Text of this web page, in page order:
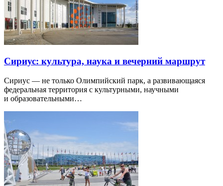
Сириус: культура, наука и вечерний маршрут
Сириус — не только Олимпийский парк, а развивающаяся
федеральная территория с культурными, научными
и образовательными…